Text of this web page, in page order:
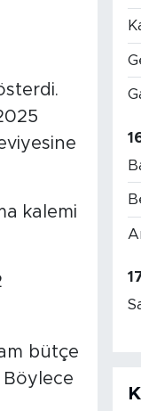
kalemi
bütçe
Böylece